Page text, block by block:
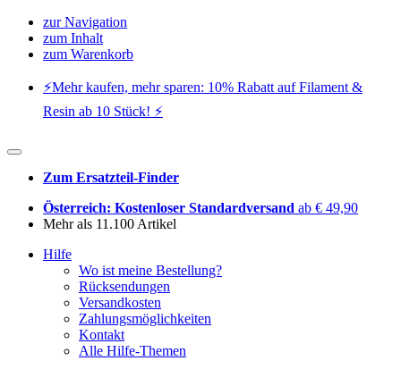
zur Navigation
zum Inhalt
zum Warenkorb
⚡️Mehr kaufen, mehr sparen: 10% Rabatt auf Filament &
Resin ab 10 Stück! ⚡️
Zum Ersatzteil-Finder
Österreich: Kostenloser Standardversand ab € 49,90
Mehr als 11.100 Artikel
Hilfe
Wo ist meine Bestellung?
Rücksendungen
Versandkosten
Zahlungsmöglichkeiten
Kontakt
Alle Hilfe-Themen